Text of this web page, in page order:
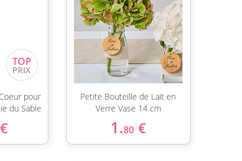
pour
du Sable
€
Petite Bouteille de Lait en
Verre Vase 14 cm
1.80 €